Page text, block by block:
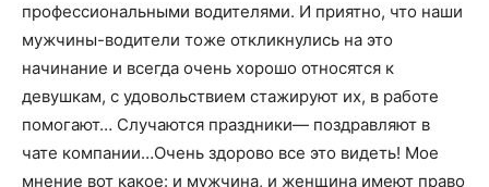
профессиональными водителями. И приятно, что наши
мужчины-водители тоже откликнулись на это
начинание и всегда очень хорошо относятся к
девушкам, с удовольствием стажируют их, в работе
помогают… Случаются праздники— поздравляют в
чате компании…Очень здорово все это видеть! Мое
мнение вот какое: и мужчина, и женщина имеют право